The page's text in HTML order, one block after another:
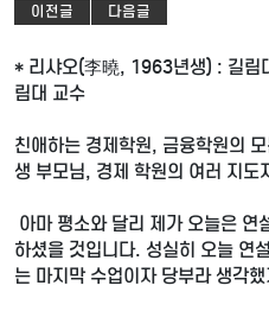
이전글 다음글
* 리샤오(李曉, 1963년생) : 길림
림대 교수
친애하는 경제학원, 금융학원의
생 부모님, 경제 학원의 여러 지도
아마 평소와 달리 제가 오늘은 연
하셨을 것입니다. 성실히 오늘 연
는 마지막 수업이자 당부라 생각